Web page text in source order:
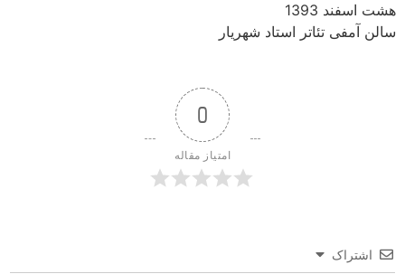
هشت اسفند 1393
سالن آمفی تئاتر استاد شهریار
0
امتیاز مقاله
اشتراک